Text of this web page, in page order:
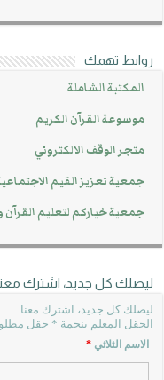
روابط تهمك
المكتبة الشاملة
موسوعة القرآن الكريم
متجر الوقف الالكتروني
جمعية تعزيز القيم
جمعية خياركم لتعليم القرآن
ليصلك كل جديد، اشترك
ليصلك كل جديد، اشترك معنا
الحقل المعلم بنجمة * حقل
الاسم الثلاثي*